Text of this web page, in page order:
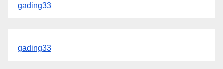
gading33
gading33